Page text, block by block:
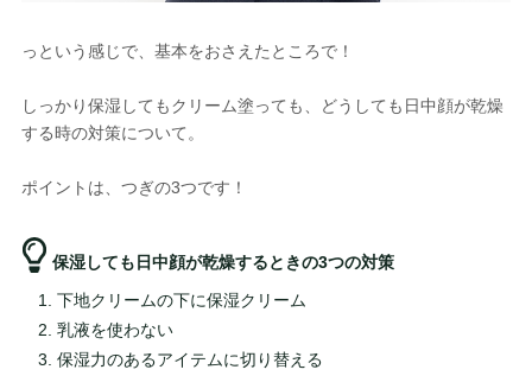
っという感じで、基本をおさえたところで！
しっかり保湿してもクリーム塗っても、どうしても日中顔が乾燥
する時の対策について。
ポイントは、つぎの3つです！
保湿しても日中顔が乾燥するときの3つの対策
下地クリームの下に保湿クリーム
乳液を使わない
保湿力のあるアイテムに切り替える